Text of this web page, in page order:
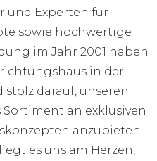
und Experten für
sowie hochwertige
im Jahr 2001 haben
in der
darauf, unseren
an exklusiven
anzubieten.
es uns am Herzen,